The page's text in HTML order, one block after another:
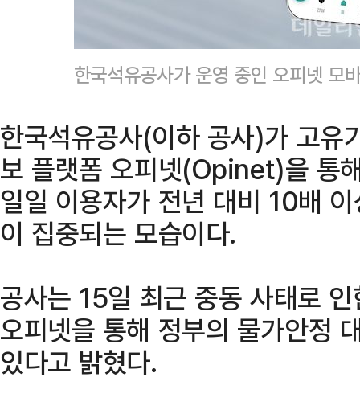
한국석유공사가 운영 중인 오피넷
한국석유공사(이하 공사)가 고유
보 플랫폼 오피넷(Opinet)을 통
일일 이용자가 전년 대비 10배
이 집중되는 모습이다.
공사는 15일 최근 중동 사태로
오피넷을 통해 정부의 물가안정
있다고 밝혔다.